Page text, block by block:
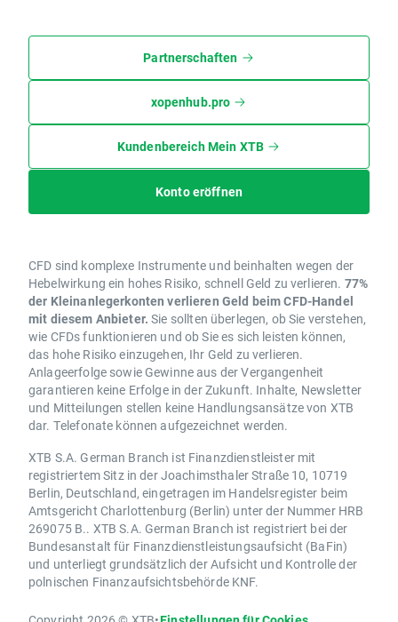
Partnerschaften
xopenhub.pro
Kundenbereich Mein XTB
Konto eröffnen
CFD sind komplexe Instrumente und beinhalten wegen der
Hebelwirkung ein hohes Risiko, schnell Geld zu verlieren. 77%
der Kleinanlegerkonten verlieren Geld beim CFD-Handel
mit diesem Anbieter. Sie sollten überlegen, ob Sie verstehen,
wie CFDs funktionieren und ob Sie es sich leisten können,
das hohe Risiko einzugehen, Ihr Geld zu verlieren.
Anlageerfolge sowie Gewinne aus der Vergangenheit
garantieren keine Erfolge in der Zukunft. Inhalte, Newsletter
und Mitteilungen stellen keine Handlungsansätze von XTB
dar. Telefonate können aufgezeichnet werden.
XTB S.A. German Branch ist Finanzdienstleister mit
registriertem Sitz in der Joachimsthaler Straße 10, 10719
Berlin, Deutschland, eingetragen im Handelsregister beim
Amtsgericht Charlottenburg (Berlin) unter der Nummer HRB
269075 B.. XTB S.A. German Branch ist registriert bei der
Bundesanstalt für Finanzdienstleistungsaufsicht (BaFin)
und unterliegt grundsätzlich der Aufsicht und Kontrolle der
polnischen Finanzaufsichtsbehörde KNF.